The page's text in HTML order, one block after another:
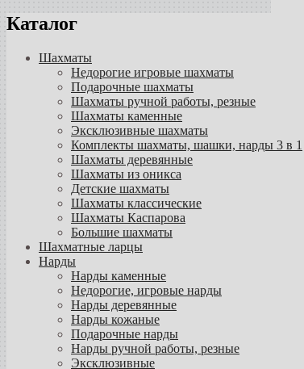
Каталог
Шахматы
Недорогие игровые шахматы
Подарочные шахматы
Шахматы ручной работы, резные
Шахматы каменные
Эксклюзивные шахматы
Комплекты шахматы, шашки, нарды 3 в 1
Шахматы деревянные
Шахматы из оникса
Детские шахматы
Шахматы классические
Шахматы Каспарова
Большие шахматы
Шахматные ларцы
Нарды
Нарды каменные
Недорогие, игровые нарды
Нарды деревянные
Нарды кожаные
Подарочные нарды
Нарды ручной работы, резные
Эксклюзивные